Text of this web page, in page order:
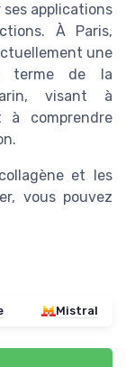
applications
À Paris,
une
terme de la
visant à
à comprendre
et les
vous pouvez
Mistral